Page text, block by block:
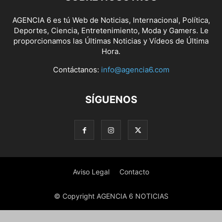
AGENCIA 6 es tú Web de Noticias, Internacional, Política,
Deportes, Ciencia, Entretenimiento, Moda y Gamers. Le
proporcionamos las Últimas Noticias y Vídeos de Última
Hora.
Contáctanos: info@agencia6.com
SÍGUENOS
Aviso Legal Contacto
© Copyright AGENCIA 6 NOTICIAS